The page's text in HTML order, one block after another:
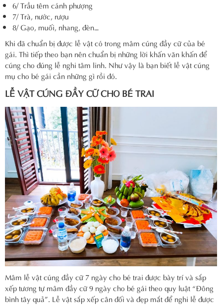
6/ Trầu têm cánh phượng
7/ Trà, nước, rượu
8/ Gạo, muối, nhang, đèn…
Khi đã chuẩn bị được lễ vật có trong mâm cúng đầy cữ của bé
gái. Thì tiếp theo bạn nên chuẩn bị những lời khấn văn khấn để
cúng cho đúng lễ nghi tâm linh. Như vậy là bạn biết lễ vật cúng
mụ cho bé gái cần những gì rồi đó.
LỄ VẬT CÚNG ĐẦY CỮ CHO BÉ TRAI
Mâm lễ vật cúng đầy cữ 7 ngày cho bé trai được bày trí và sắp
xếp tương tự mâm đầy cữ 9 ngày cho bé gái theo quy luật “Đông
bình tây quả”. Lễ vật sắp xếp cân đối và đẹp mắt để nghi lễ được